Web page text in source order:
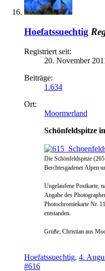
Hoefatssuechtig
Registriert seit:
20. November
Beiträge:
1.634
Ort:
Moormerland
Schönfeldspitze
Die Schönfeldspitze
Berchtesgadener Alpen
Ungelaufene Postkarte,
Angabe des
Photochromiekarte Nr.
entstanden.
Grüße, Christian aus
Hoefatssuechtig, 4.
#616